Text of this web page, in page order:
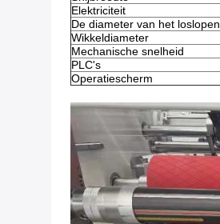
Elektriciteit
De diameter van het loslopen
Wikkeldiameter
Mechanische snelheid
PLC's
Operatiescherm